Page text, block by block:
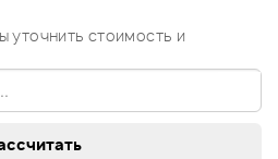
уточнить стоимость и